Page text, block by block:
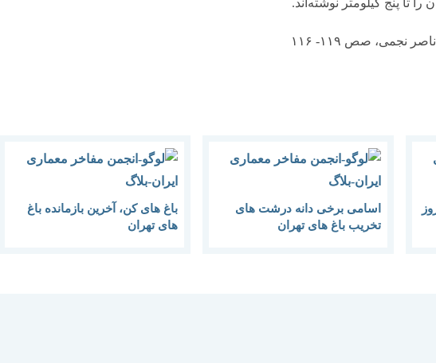
تا پنج کیلومتر نوشته‌اند.
نجمی، صص ۱۱۹- ۱۱۶
اسامی برخی دانه درشت های
تخریب باغ های تهران
باغ های کن، آخرین بازمانده باغ
های تهران